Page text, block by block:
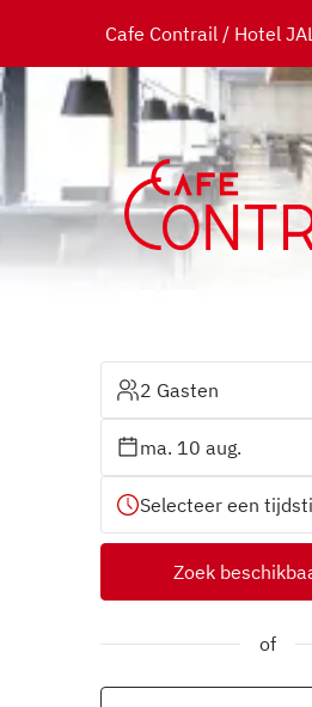
Cafe Contrail / Hotel
2 Gasten
ma. 10 aug.
Selecteer een
Zoek
of